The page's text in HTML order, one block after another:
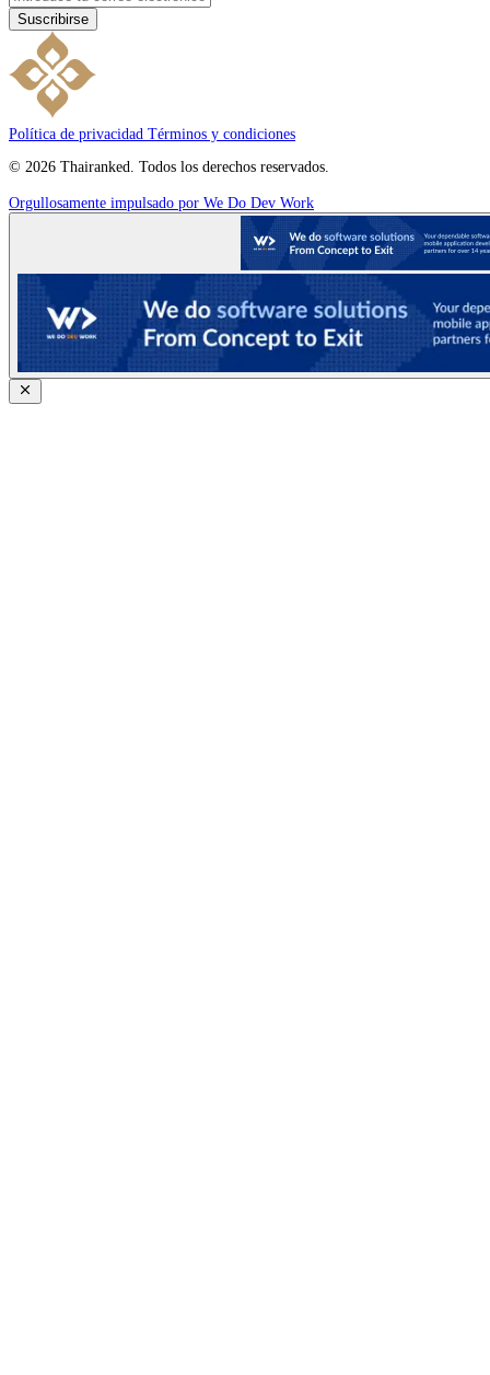
Suscribirse
Política de privacidad Términos y condiciones
© 2026 Thairanked. Todos los derechos reservados.
Orgullosamente impulsado por We Do Dev Work